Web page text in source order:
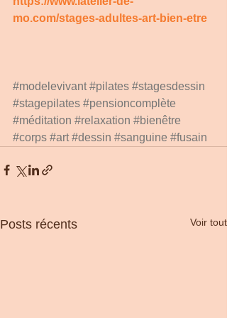
mo.com/stages-adultes-art-bien-etre
#modelevivant #pilates #stagesdessin
#stagepilates #pensioncomplète
#méditation #relaxation #bienêtre
#corps #art #dessin #sanguine #fusain
Posts récents Voir tout